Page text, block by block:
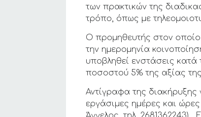
των πρακτικών της
τρόπο, όπως με
Ο προμηθευτής στον
την ημερομηνία
υποβληθεί ενστάσεις
ποσοστού 5% της αξίας
Αντίγραφα της
εργάσιμες ημέρες και